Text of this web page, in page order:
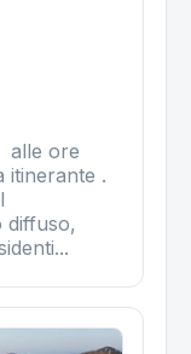
alle ore
itinerante .
diffuso,